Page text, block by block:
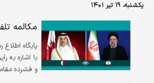
به‌همراه داشته که از جمله آنها می‌توان به
توسعه تجاری بین دو کشور اشاره کرد.
یکشنبه، ۱۹ تیر ۱۴۰۱
مکالمه
پایگاه
با اشاره به
و فشرده